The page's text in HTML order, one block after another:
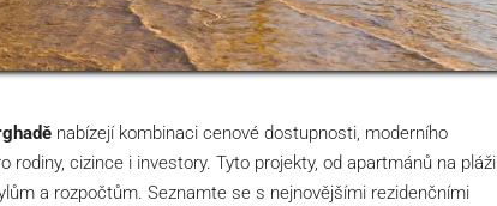
nabízejí kombinaci cenové dostupnosti, moderního
cizince i investory. Tyto projekty, od apartmánů na pláži
a rozpočtům. Seznamte se s nejnovějšími rezidenčními